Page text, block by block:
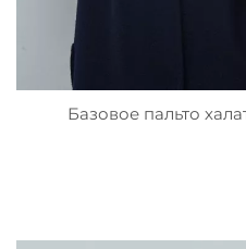
Базовое пальто